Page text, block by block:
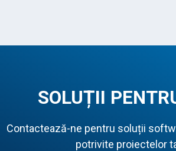
SOLUȚII
Contactează-ne pentru soluții
potrivite proiectelor